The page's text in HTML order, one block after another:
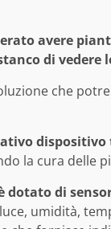
avere
di
che
la cura delle
dotato di
umidità,